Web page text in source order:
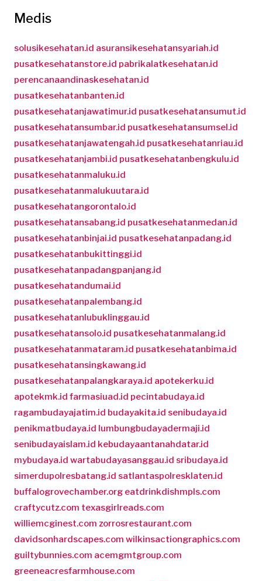
Medis
solusikesehatan.id asuransikesehatansyariah.id
pusatkesehatanstore.id pabrikalatkesehatan.id
perencanaandinaskesehatan.id
pusatkesehatanbanten.id
pusatkesehatanjawatimur.id pusatkesehatansumut.id
pusatkesehatansumbar.id pusatkesehatansumsel.id
pusatkesehatanjawatengah.id pusatkesehatanriau.id
pusatkesehatanjambi.id pusatkesehatanbengkulu.id
pusatkesehatanmaluku.id
pusatkesehatanmalukuutara.id
pusatkesehatangorontalo.id
pusatkesehatansabang.id pusatkesehatanmedan.id
pusatkesehatanbinjai.id pusatkesehatanpadang.id
pusatkesehatanbukittinggi.id
pusatkesehatanpadangpanjang.id
pusatkesehatandumai.id
pusatkesehatanpalembang.id
pusatkesehatanlubuklinggau.id
pusatkesehatansolo.id pusatkesehatanmalang.id
pusatkesehatanmataram.id pusatkesehatanbima.id
pusatkesehatansingkawang.id
pusatkesehatanpalangkaraya.id apotekerku.id
apotekmk.id farmasiuad.id pecintabudaya.id
ragambudayajatim.id budayakita.id senibudaya.id
penikmatbudaya.id lumbungbudayadermaji.id
senibudayaislam.id kebudayaantanahdatar.id
mybudaya.id wartabudayasanggau.id sribudaya.id
simerdupolresbatang.id satlantaspolresklaten.id
buffalogrovechamber.org eatdrinkdishmpls.com
craftycutz.com texasgirlreads.com
williemcginest.com zorrosrestaurant.com
davidsonhardscapes.com wilkinsactiongraphics.com
guiltybunnies.com acemgmtgroup.com
greeneacresfarmhouse.com